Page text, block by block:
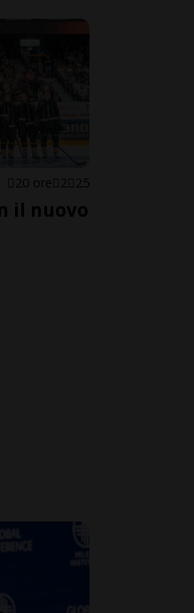
20 ore 2 25
il nuovo